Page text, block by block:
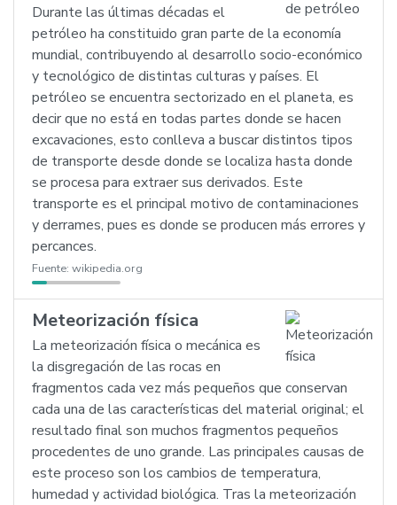
Durante las últimas décadas el
petróleo ha constituido gran parte de la economía
mundial, contribuyendo al desarrollo socio-económico
y tecnológico de distintas culturas y países. El
petróleo se encuentra sectorizado en el planeta, es
decir que no está en todas partes donde se hacen
excavaciones, esto conlleva a buscar distintos tipos
de transporte desde donde se localiza hasta donde
se procesa para extraer sus derivados. Este
transporte es el principal motivo de contaminaciones
y derrames, pues es donde se producen más errores y
percances.
Fuente: wikipedia.org
Meteorización física
La meteorización física o mecánica es
la disgregación de las rocas en
fragmentos cada vez más pequeños que conservan
cada una de las características del material original; el
resultado final son muchos fragmentos pequeños
procedentes de uno grande. Las principales causas de
este proceso son los cambios de temperatura,
humedad y actividad biológica. Tras la meteorización